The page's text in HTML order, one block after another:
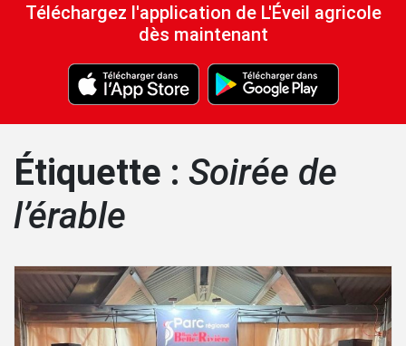
Téléchargez l'application de L'Éveil agricole
dès maintenant
Étiquette : Soirée de
l’érable